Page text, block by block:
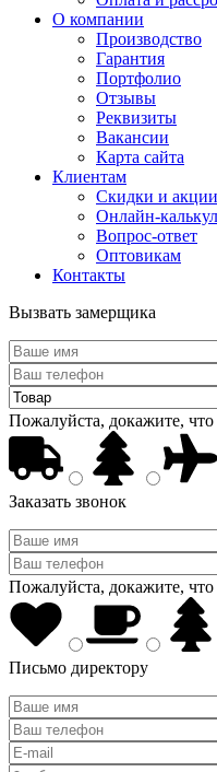
О компании
Производство
Гарантия
Портфолио
Отзывы
Реквизиты
Вакансии
Карта сайта
Клиентам
Скидки и акции
Онлайн-
Вопрос-ответ
Оптовикам
Контакты
Вызвать замерщика
Пожалуйста, докажите,
Заказать звонок
Пожалуйста, докажите,
Письмо директору